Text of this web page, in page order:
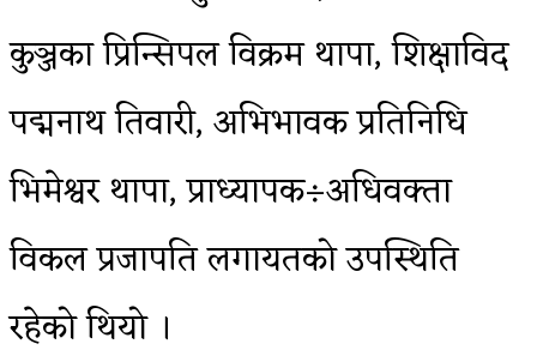
कुञ्जका प्रिन्सिपल विक्रम थापा, शिक्षाविद
पद्मनाथ तिवारी, अभिभावक प्रतिनिधि
भिमेश्वर थापा, प्राध्यापक÷अधिवक्ता
विकल प्रजापति लगायतको उपस्थिति
रहेको थियो ।